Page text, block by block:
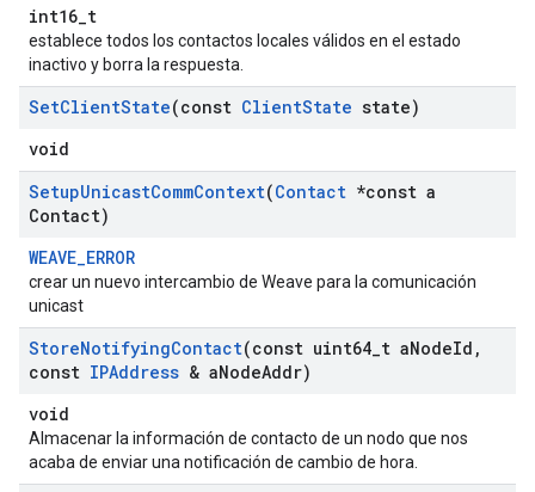
int16_t
establece todos los contactos locales válidos en el estado
inactivo y borra la respuesta.
SetClientState(const ClientState state)
void
SetupUnicastCommContext(Contact *const a
Contact)
WEAVE_ERROR
crear un nuevo intercambio de Weave para la comunicación
unicast
StoreNotifyingContact(const uint64 t aNodeId ,
const IPAddress & aNodeAddr)
void
Almacenar la información de contacto de un nodo que nos
acaba de enviar una notificación de cambio de hora.